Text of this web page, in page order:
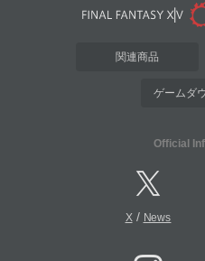
関連商品
ゲームダ
Official
X/ News